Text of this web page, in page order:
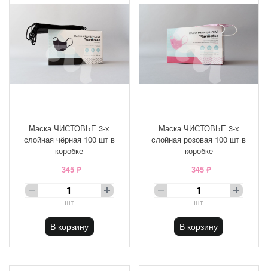
Маска ЧИСТОВЬЕ 3-х
слойная чёрная 100 шт в
коробке
345 ₽
шт
В корзину
Маска ЧИСТОВЬЕ 3-х
слойная розовая 100 шт в
коробке
345 ₽
шт
В корзину